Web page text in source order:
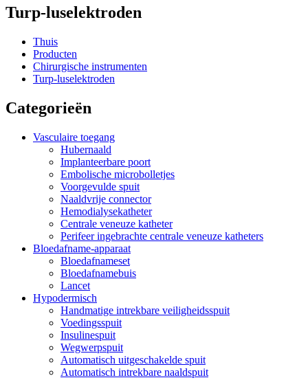
Turp-luselektroden
Thuis
Producten
Chirurgische instrumenten
Turp-luselektroden
Categorieën
Vasculaire toegang
Hubernaald
Implanteerbare poort
Embolische microbolletjes
Voorgevulde spuit
Naaldvrije connector
Hemodialysekatheter
Centrale veneuze katheter
Perifeer ingebrachte centrale veneuze katheters
Bloedafname-apparaat
Bloedafnameset
Bloedafnamebuis
Lancet
Hypodermisch
Handmatige intrekbare veiligheidsspuit
Voedingsspuit
Insulinespuit
Wegwerpspuit
Automatisch uitgeschakelde spuit
Automatisch intrekbare naaldspuit